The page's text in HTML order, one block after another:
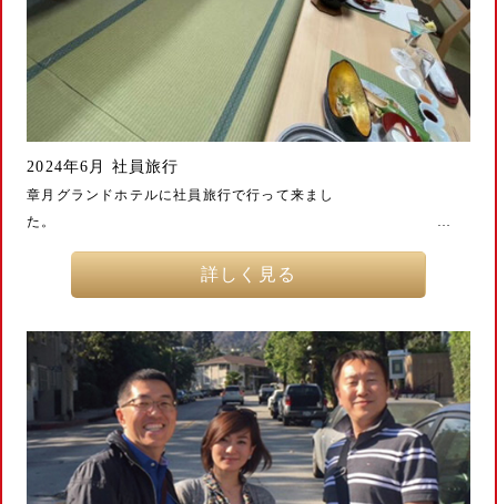
2024年6月 社員旅行
章月グランドホテルに社員旅行で行って来まし
た。 …
詳しく見る